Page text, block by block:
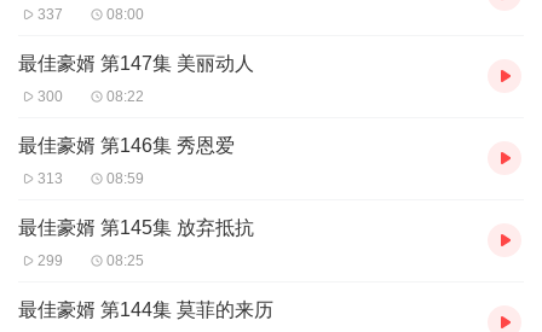
337 08:00
最佳豪婿 第147集 美丽动人
300 08:22
最佳豪婿 第146集 秀恩爱
313 08:59
最佳豪婿 第145集 放弃抵抗
299 08:25
最佳豪婿 第144集 莫菲的来历